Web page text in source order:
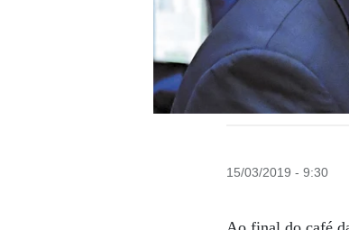
15/03/2019 - 9:30